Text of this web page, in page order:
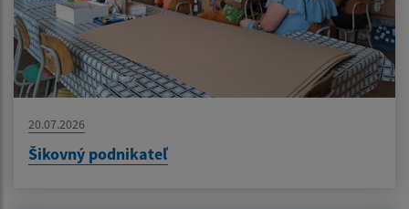
20.07.2026
Šikovný podnikateľ